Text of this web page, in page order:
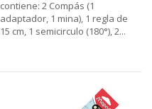
contiene: 2 Compás (1
adaptador, 1 mina), 1 regla de
15 cm, 1 semicirculo (180°), 2...